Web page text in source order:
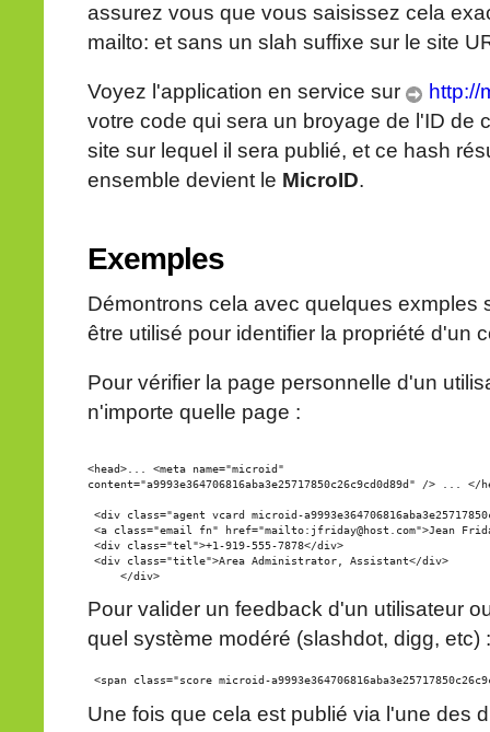
assurez vous que vous saisissez cela
mailto: et sans un slah suffixe sur le site
Voyez l'application en service sur
http://
votre code qui sera un broyage de l'ID de
site sur lequel il sera publié, et ce hash
ensemble devient le MicroID.
Exemples
Démontrons cela avec quelques exmples
être utilisé pour identifier la propriété d'un
Pour vérifier la page personnelle d'un
n'importe quelle page :
<head>... <meta name="microid"
content="a9993e364706816aba3e25717850c26c9cd0d89d" /> ... </
<div class="agent vcard microid-
<a class="email fn" href="mailto:jfriday@host.com">Jean
<div class="tel">+1-919-555-7878</div>
<div class="title">Area Administrator, Assistant</div>
Pour valider un feedback d'un utilisateur
quel système modéré (slashdot, digg, etc) :
Une fois que cela est publié via l'une des